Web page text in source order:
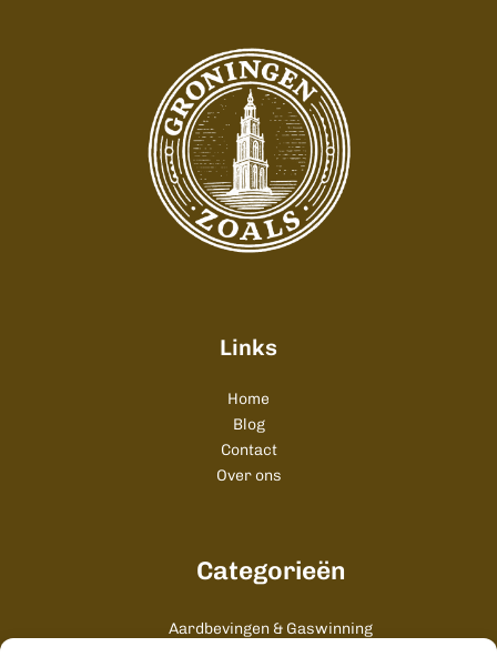
Links
Home
Blog
Contact
Over ons
Categorieën
Aardbevingen & Gaswinning